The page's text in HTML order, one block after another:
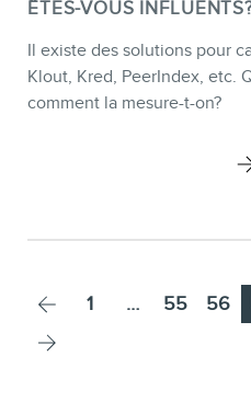
ÊTES-VOUS
Il existe des solutions pour
Klout, Kred, PeerIndex, etc.
comment la mesure-t-on?
Page
1 … Page
55 Page
56